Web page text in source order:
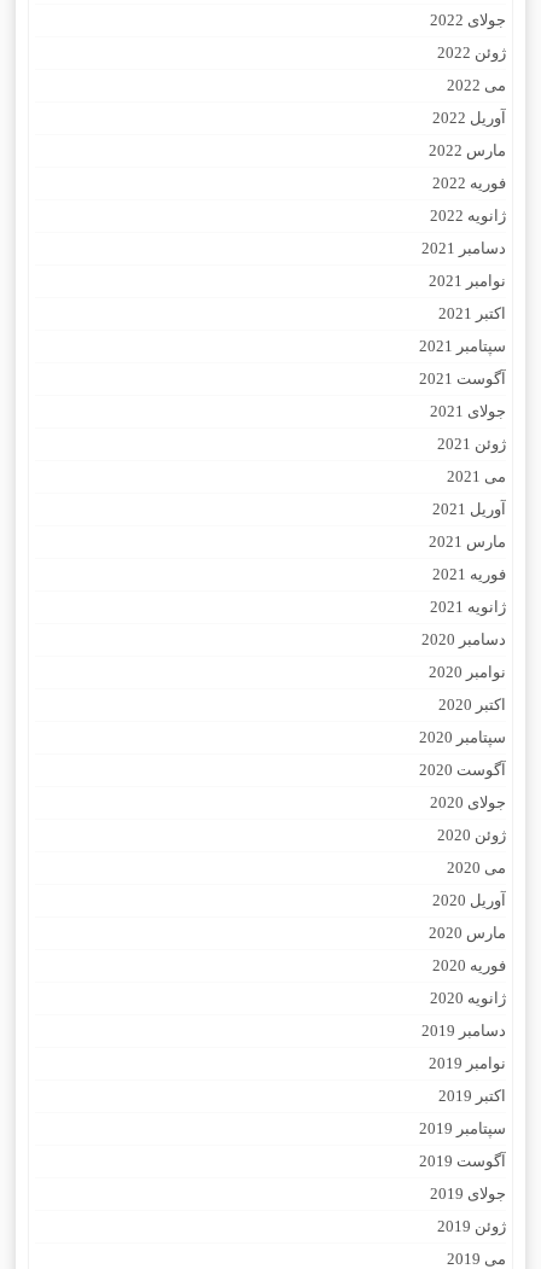
جولای 2022
ژوئن 2022
می 2022
آوریل 2022
مارس 2022
فوریه 2022
ژانویه 2022
دسامبر 2021
نوامبر 2021
اکتبر 2021
سپتامبر 2021
آگوست 2021
جولای 2021
ژوئن 2021
می 2021
آوریل 2021
مارس 2021
فوریه 2021
ژانویه 2021
دسامبر 2020
نوامبر 2020
اکتبر 2020
سپتامبر 2020
آگوست 2020
جولای 2020
ژوئن 2020
می 2020
آوریل 2020
مارس 2020
فوریه 2020
ژانویه 2020
دسامبر 2019
نوامبر 2019
اکتبر 2019
سپتامبر 2019
آگوست 2019
جولای 2019
ژوئن 2019
می 2019